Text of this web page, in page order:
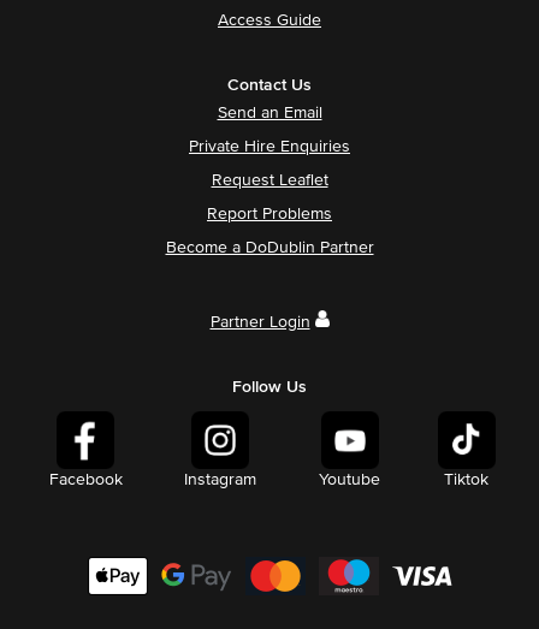
Access Guide
Contact Us
Send an Email
Private Hire Enquiries
Request Leaflet
Report Problems
Become a DoDublin Partner
Partner Login
Follow Us
Facebook Instagram Youtube Tiktok